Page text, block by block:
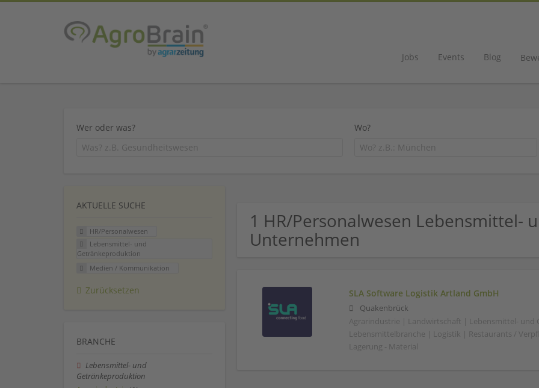
Jobs Events Blog
Wer oder was? Wo?
1 HR/Personalwesen Lebensmittel-
Unternehmen
SLA Software Logistik Artland GmbH
Quakenbrück
Agrarindustrie | Landwirtschaft | Lebensmittel- und
Lebensmittelbranche | Logistik | Restaurants /
Lagerung - Material
AKTUELLE SUCHE
HR/Personalwesen
Lebensmittel- und
Getränkeproduktion
Medien / Kommunikation
Zurücksetzen
BRANCHE
Lebensmittel- und
Getränkeproduktion